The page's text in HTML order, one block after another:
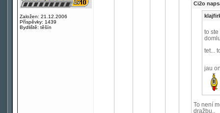
Založen: 21.12.2006
Příspěvky: 1439
Bydliště: těšín
Ci2o
to
tet...
jau
To není
dražbu..